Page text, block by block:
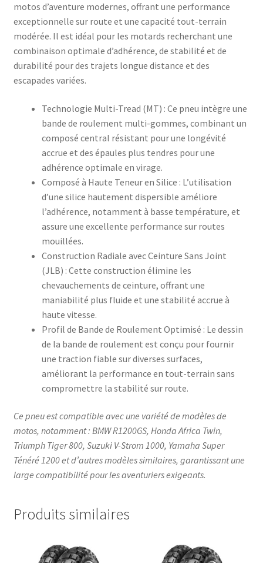
motos d’aventure modernes, offrant une performance
exceptionnelle sur route et une capacité tout-terrain
modérée. Il est idéal pour les motards recherchant une
combinaison optimale d’adhérence, de stabilité et de
durabilité pour des trajets longue distance et des
escapades variées.​
Technologie Multi-Tread (MT) : Ce pneu intègre une
bande de roulement multi-gommes, combinant un
composé central résistant pour une longévité
accrue et des épaules plus tendres pour une
adhérence optimale en virage.​
Composé à Haute Teneur en Silice : L’utilisation
d’une silice hautement dispersible améliore
l’adhérence, notamment à basse température, et
assure une excellente performance sur routes
mouillées.
Construction Radiale avec Ceinture Sans Joint
(JLB) : Cette construction élimine les
chevauchements de ceinture, offrant une
maniabilité plus fluide et une stabilité accrue à
haute vitesse.​
Profil de Bande de Roulement Optimisé : Le dessin
de la bande de roulement est conçu pour fournir
une traction fiable sur diverses surfaces,
améliorant la performance en tout-terrain sans
compromettre la stabilité sur route.​
Ce pneu est compatible avec une variété de modèles de
motos, notamment : BMW R1200GS, Honda Africa Twin,
Triumph Tiger 800, Suzuki V-Strom 1000, Yamaha Super
Ténéré 1200 et d’autres modèles similaires, garantissant une
large compatibilité pour les aventuriers exigeants.
Produits similaires